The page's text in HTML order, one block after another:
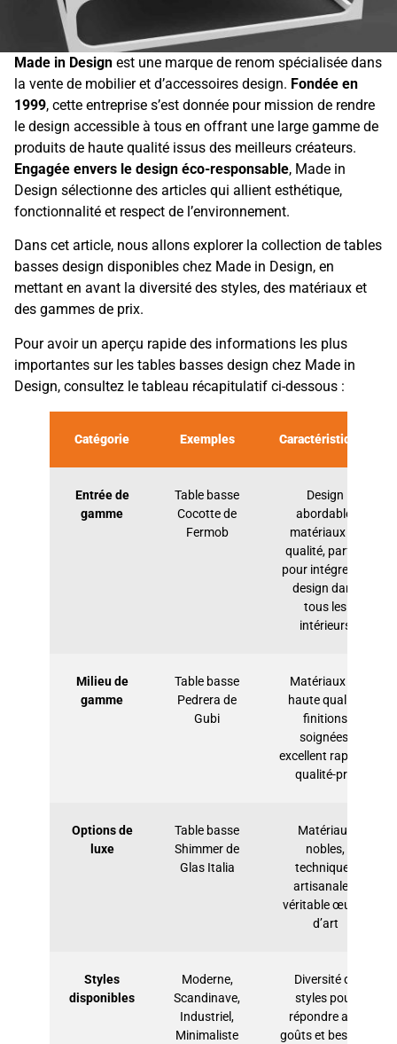
Made in Design est une marque de renom spécialisée dans
la vente de mobilier et d’accessoires design. Fondée en
1999, cette entreprise s’est donnée pour mission de rendre
le design accessible à tous en offrant une large gamme de
produits de haute qualité issus des meilleurs créateurs.
Engagée envers le design éco-responsable, Made in
Design sélectionne des articles qui allient esthétique,
fonctionnalité et respect de l’environnement.
Dans cet article, nous allons explorer la collection de tables
basses design disponibles chez Made in Design, en
mettant en avant la diversité des styles, des matériaux et
des gammes de prix.
Pour avoir un aperçu rapide des informations les plus
importantes sur les tables basses design chez Made in
Design, consultez le tableau récapitulatif ci-dessous :
Catégorie Exemples Caractéristiques
Entrée de
gamme
Table basse
Cocotte de
Fermob
Design
abordable,
matériaux de
qualité, parfait
pour intégrer du
design dans
tous les
intérieurs
Milieu de
gamme
Table basse
Pedrera de
Gubi
Matériaux de
haute qualité,
finitions
soignées,
excellent rapport
qualité-prix
Options de
luxe
Table basse
Shimmer de
Glas Italia
Matériaux
nobles,
techniques
artisanales,
véritable œuvre
d’art
Styles
disponibles
Moderne,
Scandinave,
Industriel,
Minimaliste
Diversité de
styles pour
répondre aux
goûts et besoins